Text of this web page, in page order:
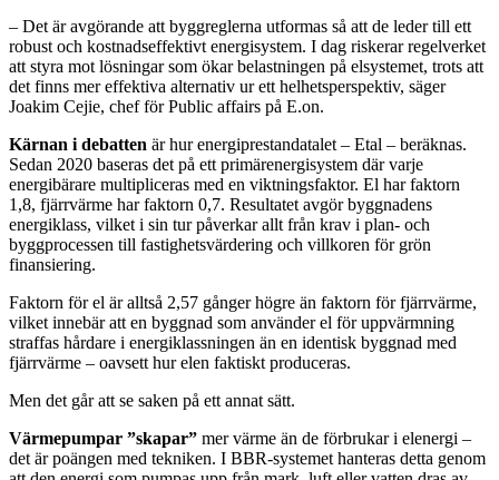
– Det är avgörande att byggreglerna utformas så att de leder till ett
robust och kostnadseffektivt energisystem. I dag riskerar regelverket
att styra mot lösningar som ökar belastningen på elsystemet, trots att
det finns mer effektiva alternativ ur ett helhetsperspektiv, säger
Joakim Cejie, chef för Public affairs på E.on.
Kärnan i debatten är hur energiprestandatalet – Etal – beräknas.
Sedan 2020 baseras det på ett primärenergisystem där varje
energibärare multipliceras med en viktningsfaktor. El har faktorn
1,8, fjärrvärme har faktorn 0,7. Resultatet avgör byggnadens
energiklass, vilket i sin tur påverkar allt från krav i plan- och
byggprocessen till fastighetsvärdering och villkoren för grön
finansiering.
Faktorn för el är alltså 2,57 gånger högre än faktorn för fjärrvärme,
vilket innebär att en byggnad som använder el för uppvärmning
straffas hårdare i energiklassningen än en identisk byggnad med
fjärrvärme – oavsett hur elen faktiskt produceras.
Men det går att se saken på ett annat sätt.
Värmepumpar ”skapar” mer värme än de förbrukar i elenergi –
det är poängen med tekniken. I BBR-systemet hanteras detta genom